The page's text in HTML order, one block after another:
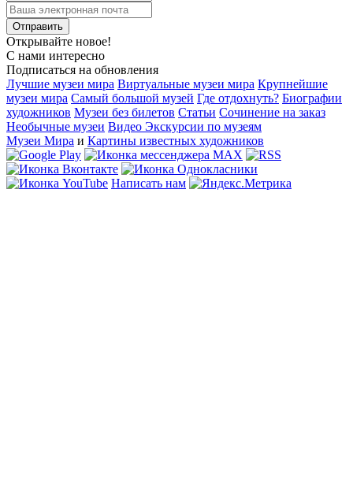
Открывайте новое!
С нами интересно
Подписаться на обновления
Лучшие музеи мира Виртуальные музеи мира Крупнейшие
музеи мира Самый большой музей Где отдохнуть? Биографии
художников Музеи без билетов Статьи Сочинение на заказ
Необычные музеи Видео Экскурсии по музеям
Музеи Мира и Картины известных художников
Написать нам